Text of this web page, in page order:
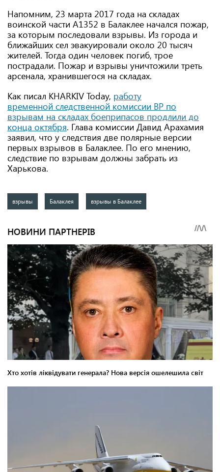
Напомним, 23 марта 2017 года на складах
воинской части А1352 в Балаклее начался пожар,
за которым последовали взрывы. Из города и
ближайших сел эвакуировали около 20 тысяч
жителей. Тогда один человек погиб, трое
пострадали. Пожар и взрывы уничтожили треть
арсенала, хранившегося на складах.
Как писал KHARKIV Today, работу
временной следственной комиссии ВР по
взрывам на складах боеприпасов продлили до
конца октября. Глава комиссии Давид Арахамия
заявил, что у следствия две полярные версии
первых взрывов в Балаклее. По его мнению,
следствие по взрывам должны забрать из
Харькова.
взрывы Балаклея взрывы в Балаклее